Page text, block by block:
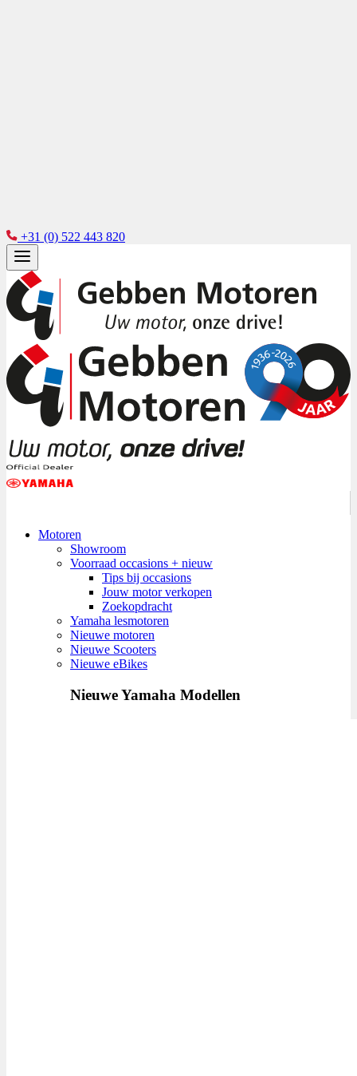
+31 (0) 522 443 820
Motoren
Showroom
Voorraad occasions + nieuw
Tips bij occasions
Jouw motor verkopen
Zoekopdracht
Yamaha lesmotoren
Nieuwe motoren
Nieuwe Scooters
Nieuwe eBikes
Nieuwe Yamaha Modellen